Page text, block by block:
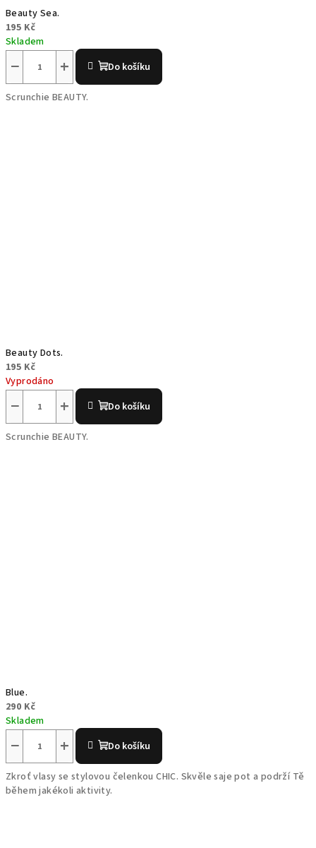
Beauty Sea.
195 Kč
Skladem
+
− Do košíku
Scrunchie BEAUTY.
Beauty Dots.
195 Kč
Vyprodáno
+
− Do košíku
Scrunchie BEAUTY.
Blue.
290 Kč
Skladem
+
− Do košíku
Zkroť vlasy se stylovou čelenkou CHIC. Skvěle saje pot a podrží Tě
během jakékoli aktivity.